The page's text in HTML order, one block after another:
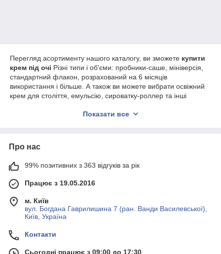
Перегляд асортименту нашого каталогу, ви зможете купити
крем під очі Різні типи і об'єми: пробники-саше, мініверсія,
стандартний флакон, розрахований на 6 місяців
використання і більше. А також ви можете вибрати освіжний
крем для століття, емульсію, сироватку-роллер та інші
INSTRE, Village і д. Ми гарантуємо оригінальність і високу
очей (Корея)
Не знаєте, за якими критеріями підбирати товари?
шкіри у дзеркалі. Крім того, проведіть невеличкий тест на
пальцями, а потім відпустіть його. Якщо закладка швидко
розголошується, вам потрібен легкий доступ.
Зволожувальний крем навколо очей (Корея).
п’яти хвилин сліди ще помітні, то необхідно мати ефективні
антиврожайні продукти. Вони можуть укріпити і тонізувати
шкіру, а також розгладити складки та зморшки.
Показати все
Про нас
99% позитивних з 363 відгуків за рік
Працює з 19.05.2016
м. Київ
вул. Богдана Гаврилишина 7 (ран. Ванди Василевської),
Київ, Україна
Контакти
Сьогодні працює з 09:00 до 17:30